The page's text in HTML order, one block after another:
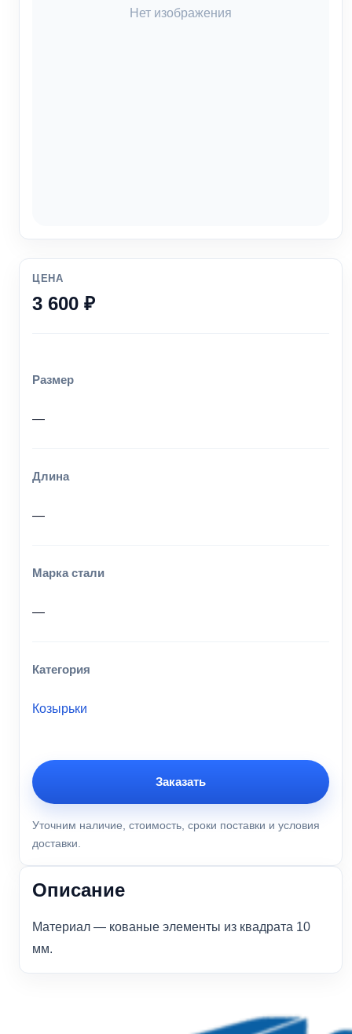
Нет изображения
ЦЕНА
3 600 ₽
Размер
—
Длина
—
Марка стали
—
Категория
Козырьки
Заказать
Уточним наличие, стоимость, сроки поставки и условия
доставки.
Описание
Материал — кованые элементы из квадрата 10
мм.